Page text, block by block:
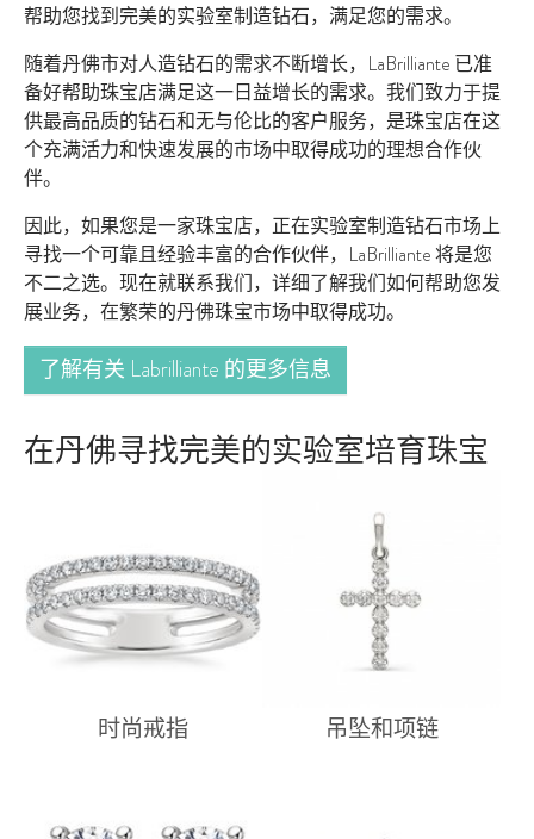
帮助您找到完美的实验室制造钻石，满足您的需求。
随着丹佛市对人造钻石的需求不断增长，LaBrilliante 已准
备好帮助珠宝店满足这一日益增长的需求。我们致力于提
供最高品质的钻石和无与伦比的客户服务，是珠宝店在这
个充满活力和快速发展的市场中取得成功的理想合作伙
伴。
因此，如果您是一家珠宝店，正在实验室制造钻石市场上
寻找一个可靠且经验丰富的合作伙伴，LaBrilliante 将是您
不二之选。现在就联系我们，详细了解我们如何帮助您发
展业务，在繁荣的丹佛珠宝市场中取得成功。
了解有关 Labrilliante 的更多信息
时尚戒指 吊坠和项链
在丹佛寻找完美的实验室培育珠宝